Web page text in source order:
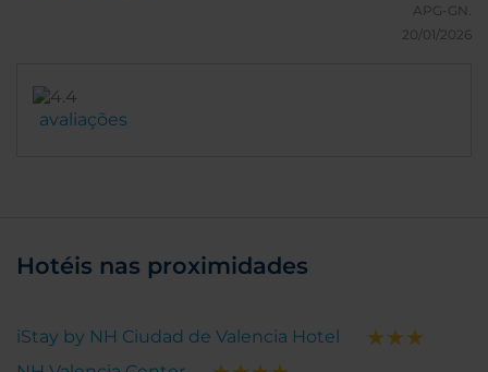
APG-GN.
20/01/2026
avaliações
Hotéis nas proximidades
iStay by NH Ciudad de Valencia Hotel